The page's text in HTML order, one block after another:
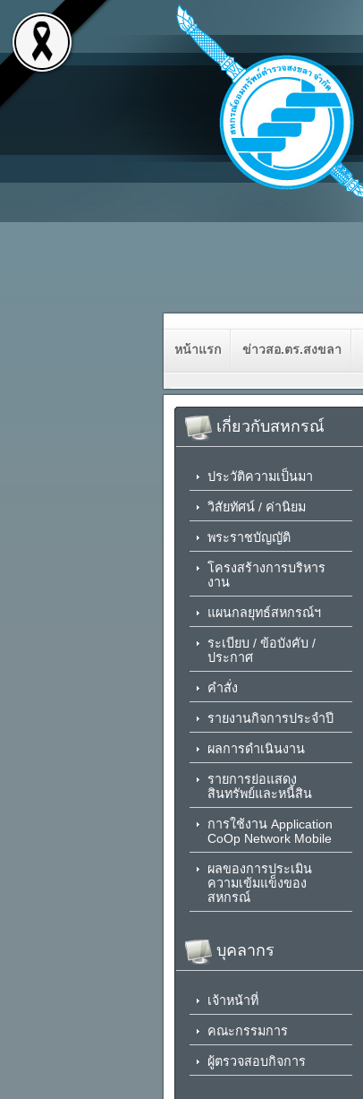
หน้าแรก ข่าวสอ.ตร.สงขลา
เกี่ยวกับสหกรณ์
ประวัติความเป็นมา
วิสัยทัศน์ / ค่านิยม
พระราชบัญญัติ
โครงสร้างการบริหาร
งาน
แผนกลยุทธ์สหกรณ์ฯ
ระเบียบ / ข้อบังคับ /
ประกาศ
คำสั่ง
รายงานกิจการประจำปี
ผลการดำเนินงาน
รายการย่อแสดง
สินทรัพย์และหนี้สิน
การใช้งาน Application
CoOp Network Mobile
ผลของการประเมิน
ความเข้มแข็งของ
สหกรณ์
บุคลากร
เจ้าหน้าที่
คณะกรรมการ
ผู้ตรวจสอบกิจการ